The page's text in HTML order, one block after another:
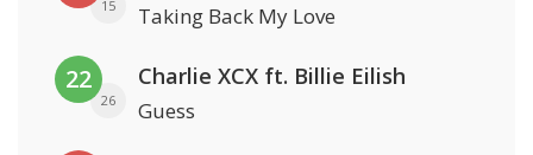
15 Taking Back My Love
22
26
Charlie XCX ft. Billie Eilish
Guess